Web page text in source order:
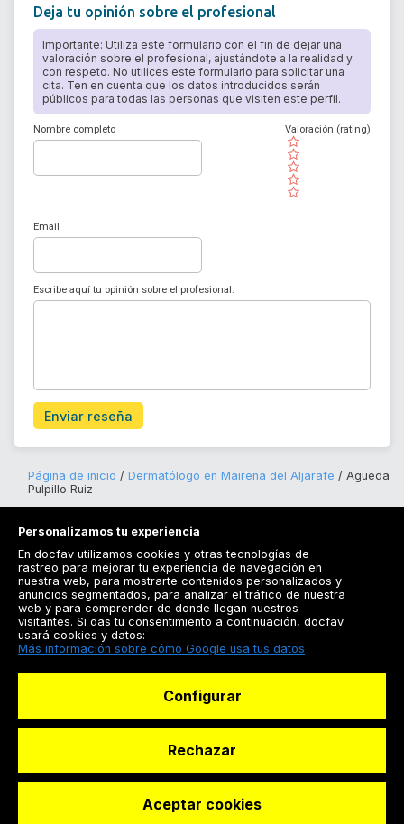
Deja tu opinión sobre el profesional
Importante: Utiliza este formulario con el fin de dejar una
valoración sobre el profesional, ajustándote a la realidad y
con respeto. No utilices este formulario para solicitar una
cita. Ten en cuenta que los datos introducidos serán
públicos para todas las personas que visiten este perfil.
Nombre completo
( )
( )
( )
( )
( )
Valoración (rating)
Email
Escribe aquí tu opinión sobre el profesional:
Enviar reseña
Página de inicio Dermatólogo en Mairena del Aljarafe
Agueda
Pulpillo Ruiz
Registrarse
Docfav
© Dashboard Technologies S.L
Personalizamos tu experiencia
En docfav utilizamos cookies y otras tecnologías de
rastreo para mejorar tu experiencia de navegación en
nuestra web, para mostrarte contenidos personalizados y
anuncios segmentados, para analizar el tráfico de nuestra
web y para comprender de donde llegan nuestros
visitantes. Si das tu consentimiento a continuación, docfav
usará cookies y datos:
Más información sobre cómo Google usa tus datos
Configurar
Rechazar
Aceptar cookies